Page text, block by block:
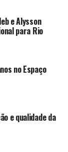
e Alysson
para Rio
no Espaço
e qualidade da